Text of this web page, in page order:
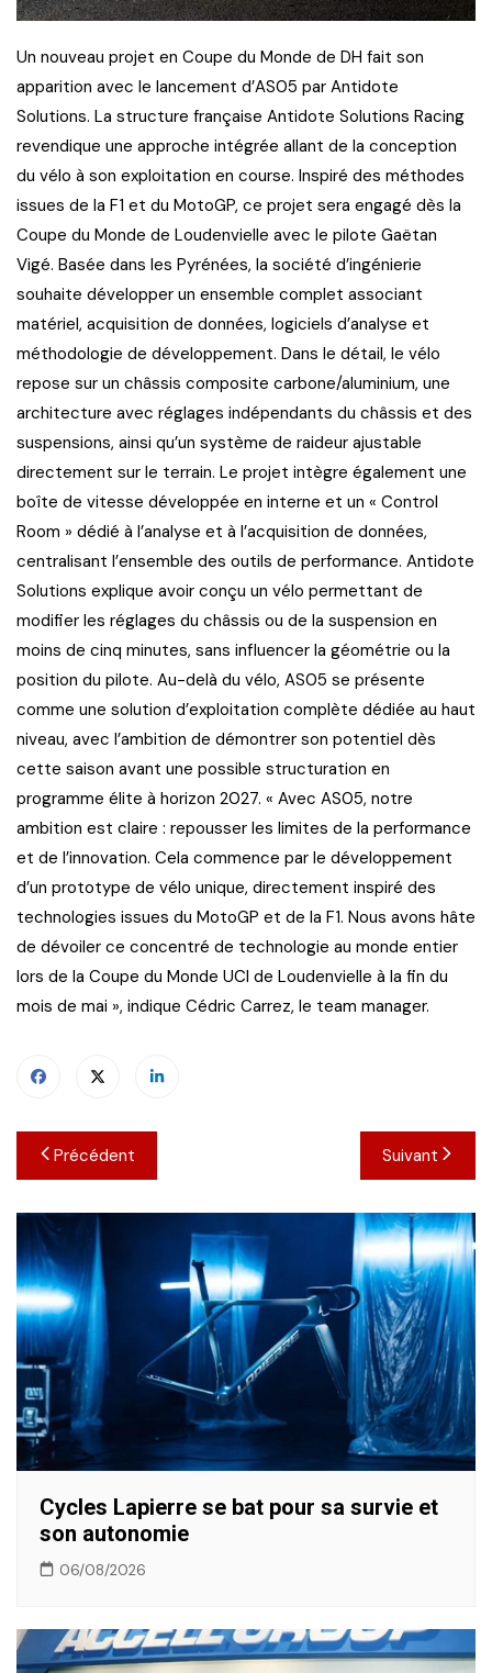
Un nouveau projet en Coupe du Monde de DH fait son
apparition avec le lancement d’AS05 par Antidote
Solutions. La structure française Antidote Solutions Racing
revendique une approche intégrée allant de la conception
du vélo à son exploitation en course. Inspiré des méthodes
issues de la F1 et du MotoGP, ce projet sera engagé dès la
Coupe du Monde de Loudenvielle avec le pilote Gaëtan
Vigé. Basée dans les Pyrénées, la société d’ingénierie
souhaite développer un ensemble complet associant
matériel, acquisition de données, logiciels d’analyse et
méthodologie de développement. Dans le détail, le vélo
repose sur un châssis composite carbone/aluminium, une
architecture avec réglages indépendants du châssis et des
suspensions, ainsi qu’un système de raideur ajustable
directement sur le terrain. Le projet intègre également une
boîte de vitesse développée en interne et un « Control
Room » dédié à l’analyse et à l’acquisition de données,
centralisant l’ensemble des outils de performance. Antidote
Solutions explique avoir conçu un vélo permettant de
modifier les réglages du châssis ou de la suspension en
moins de cinq minutes, sans influencer la géométrie ou la
position du pilote. Au-delà du vélo, AS05 se présente
comme une solution d’exploitation complète dédiée au haut
niveau, avec l’ambition de démontrer son potentiel dès
cette saison avant une possible structuration en
programme élite à horizon 2027. « Avec AS05, notre
ambition est claire : repousser les limites de la performance
et de l’innovation. Cela commence par le développement
d’un prototype de vélo unique, directement inspiré des
technologies issues du MotoGP et de la F1. Nous avons hâte
de dévoiler ce concentré de technologie au monde entier
lors de la Coupe du Monde UCI de Loudenvielle à la fin du
mois de mai », indique Cédric Carrez, le team manager.
Navigation
de
l’article
Précédent Suivant
Cycles Lapierre se bat pour sa survie et
son autonomie
06/08/2026